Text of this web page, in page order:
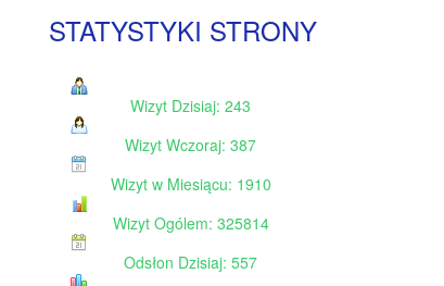
STATYSTYKI STRONY
Wizyt Dzisiaj: 243
Wizyt Wczoraj: 387
Wizyt w Miesiącu: 1910
Wizyt Ogólem: 325814
Odsłon Dzisiaj: 557